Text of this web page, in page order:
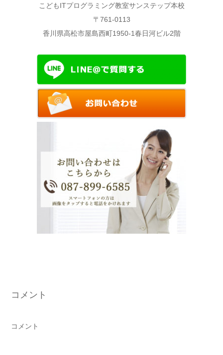
こどもITプログラミング教室サンステップ本校
〒761-0113
香川県高松市屋島西町1950-1春日河ビル2階
コメント
コメント